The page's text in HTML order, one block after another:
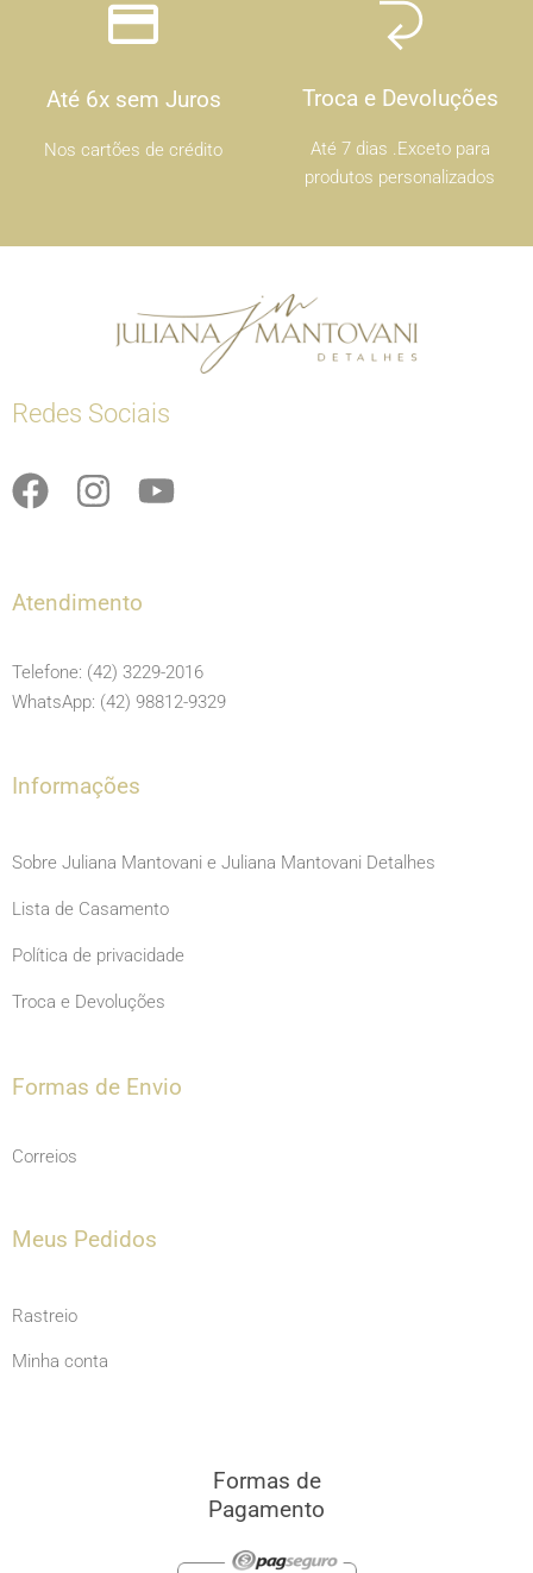
Até 6x sem Juros
Nos cartões de crédito
Troca e Devoluções
Até 7 dias .Exceto para
produtos personalizados
Redes Sociais
F
e
o
o
I
t
g
r
m
Y
b
e
Atendimento
Telefone: (42) 3229-2016
WhatsApp: (42) 98812-9329
Informações
Sobre Juliana Mantovani e Juliana Mantovani Detalhes
Lista de Casamento
Política de privacidade
Troca e Devoluções
Formas de Envio
Correios
Meus Pedidos
Rastreio
Minha conta
Formas de
Pagamento